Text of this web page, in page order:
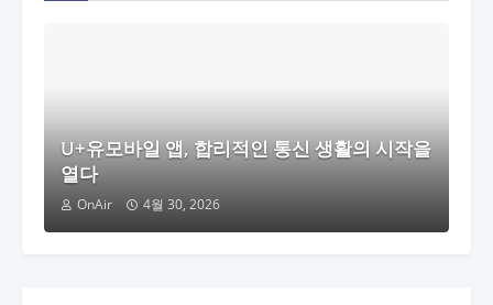
U+유모바일 앱, 합리적인 통신 생활의 시작을
열다
OnAir 4월 30, 2026